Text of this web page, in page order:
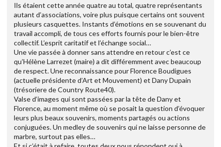
Ils étaient cette année quatre au total, quatre représentants
autant d’associations, voire plus puisque certains ont souvent
plusieurs casquettes. Instants d’émotions en se souvenant du
travail accompli, de tous ces efforts fournis pour le bien-être
collectif. L’esprit caritatif et l’échange social…
Une vie passée à donner sans attendre en retour c’est ce
qu’Hélène Larrezet (maire) a dit différemment avec beaucoup
de respect. Une reconnaissance pour Florence Boudigues
(actuelle présidente d’Art et Mouvement) et Dany Dupain
(trésoriere de Country Route40).
Valse d’images qui sont passées par la tête de Dany et
Florence, au moment même où se posait la question d’évoquer
leurs plus beaux souvenirs, moments partagés ou actions
conjuguées. Un medley de souvenirs qui ne laisse personne de
marbre, surtout pas elles…